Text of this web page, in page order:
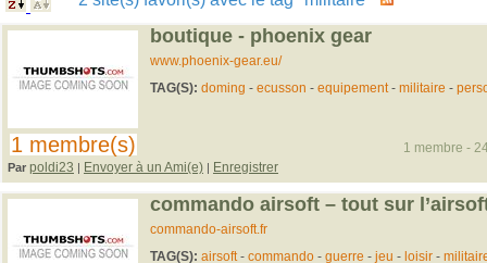
1 membre(s)
boutique - phoenix gear
www.phoenix-gear.eu/
TAG(S): doming - ecusson - equipement- militaire -
Par poldi23 | Envoyer à un Ami(e) | Enregistrer
1 membre -
commando airsoft – tout sur
commando-airsoft.fr
TAG(S): airsoft- commando- guerre - jeu - loisir-